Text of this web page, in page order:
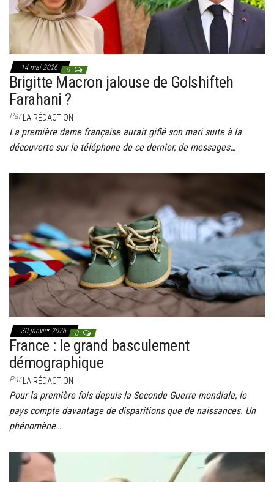
14 mai 2026 0
Brigitte Macron jalouse de Golshifteh
Farahani ?
Par LA RÉDACTION
La première dame française aurait giflé son mari suite à la
découverte sur le téléphone de ce dernier, de messages…
30 janvier 2026 0
France : le grand basculement
démographique
ParLA RÉDACTION
Pour la première fois depuis la Seconde Guerre mondiale, le
pays compte davantage de disparitions que de naissances. Un
phénomène…